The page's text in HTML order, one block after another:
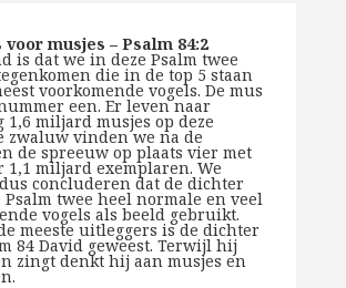
voor musjes – Psalm 84:2
is dat we in deze Psalm twee
die in de top 5 staan
voorkomende vogels. De mus
een. Er leven naar
1,6 miljard musjes op deze
zwaluw vinden we na de
de spreeuw op plaats vier met
1,1 miljard exemplaren. We
concluderen dat de dichter
Psalm twee heel normale en veel
vogels als beeld gebruikt.
meeste uitleggers is de dichter
84 David geweest. Terwijl hij
zingt denkt hij aan musjes en